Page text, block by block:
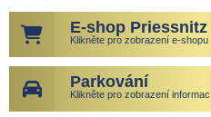
E-shop Priessnitz
Klikněte pro zobrazení e-shopu
Parkování
Klikněte pro zobrazení